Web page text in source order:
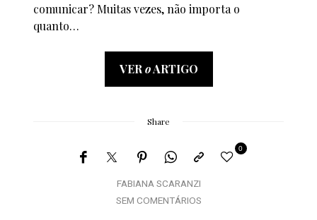
comunicar? Muitas vezes, não importa o
quanto…
VER oARTIGO
Share
FABIANA SCARANZI
0
SEM COMENTÁRIOS